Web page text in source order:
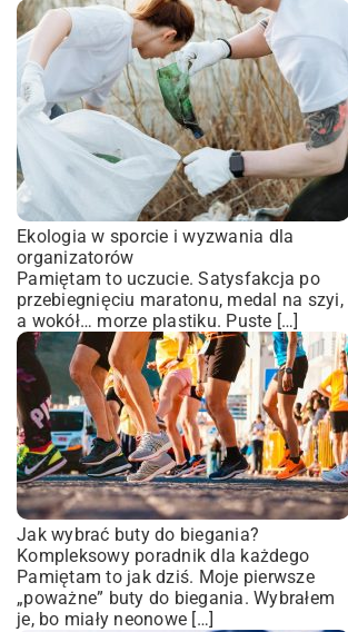
Ekologia w sporcie i wyzwania dla
organizatorów
Pamiętam to uczucie. Satysfakcja po
przebiegnięciu maratonu, medal na szyi,
a wokół… morze plastiku. Puste […]
Jak wybrać buty do biegania?
Kompleksowy poradnik dla każdego
Pamiętam to jak dziś. Moje pierwsze
„poważne” buty do biegania. Wybrałem
je, bo miały neonowe […]